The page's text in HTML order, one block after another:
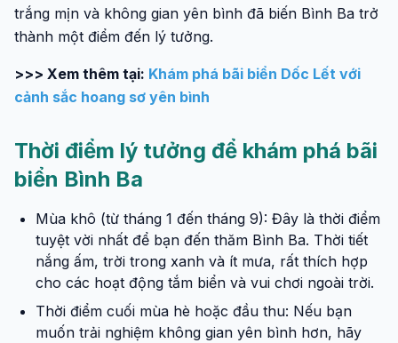
trắng mịn và không gian yên bình đã biến Bình Ba trở
thành một điểm đến lý tưởng.
>>> Xem thêm tại: Khám phá bãi biển Dốc Lết với
cảnh sắc hoang sơ yên bình
Thời điểm lý tưởng để khám phá bãi
biển Bình Ba
Mùa khô (từ tháng 1 đến tháng 9): Đây là thời điểm
tuyệt vời nhất để bạn đến thăm Bình Ba. Thời tiết
nắng ấm, trời trong xanh và ít mưa, rất thích hợp
cho các hoạt động tắm biển và vui chơi ngoài trời.
Thời điểm cuối mùa hè hoặc đầu thu: Nếu bạn
muốn trải nghiệm không gian yên bình hơn, hãy